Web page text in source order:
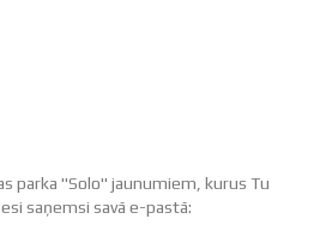
parka "Solo" jaunumiem, kurus Tu
saņemsi savā e-pastā: